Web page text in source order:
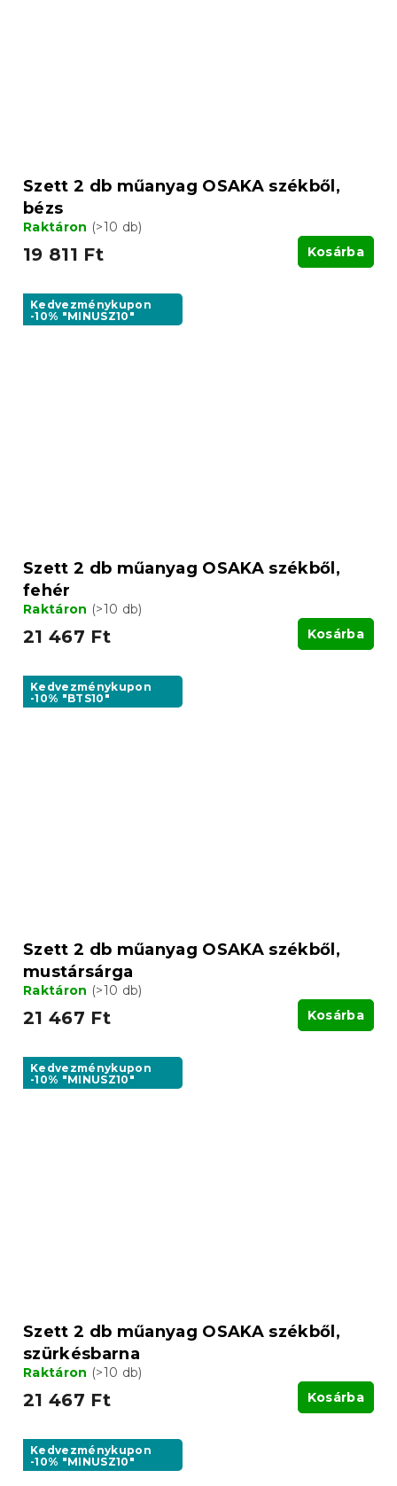
Szett 2 db műanyag OSAKA székből,
bézs
Raktáron (>10 db)
19 811 Ft Kosárba
Kedvezménykupon
-10% "MINUSZ10"
Szett 2 db műanyag OSAKA székből,
fehér
Raktáron (>10 db)
21 467 Ft Kosárba
Kedvezménykupon
-10% "BTS10"
Szett 2 db műanyag OSAKA székből,
mustársárga
Raktáron (>10 db)
21 467 Ft Kosárba
Kedvezménykupon
-10% "MINUSZ10"
Szett 2 db műanyag OSAKA székből,
szürkésbarna
Raktáron (>10 db)
21 467 Ft Kosárba
Kedvezménykupon
-10% "MINUSZ10"